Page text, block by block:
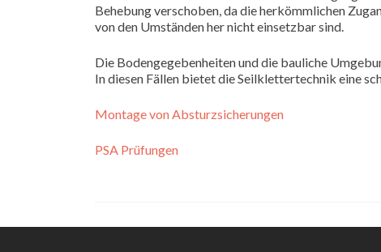
Behebung verschoben, da die herkömmlichen
von den Umständen her nicht einsetzbar sind.
Die Bodengegebenheiten und die bauliche
In diesen Fällen bietet die Seilklettertechnik eine
Montage von Absturzsicherungen
PSA Prüfungen